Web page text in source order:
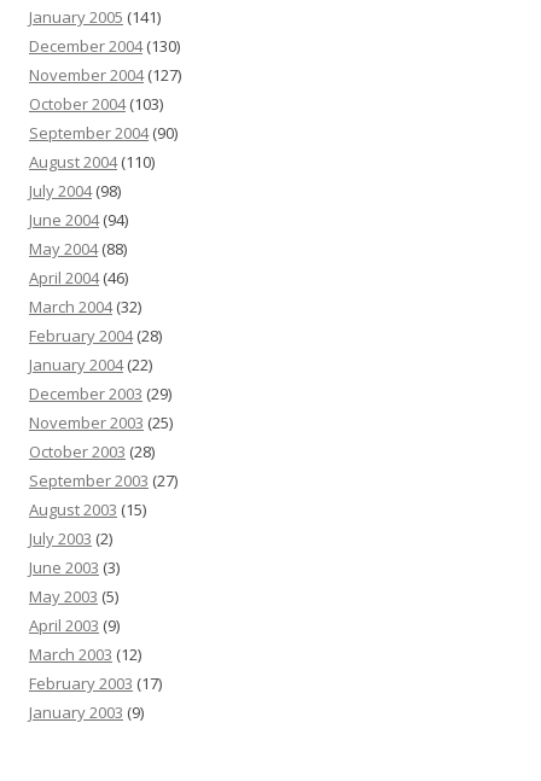
January 2005 (141)
December 2004(130)
November 2004(127)
October 2004(103)
September 2004(90)
August 2004(110)
July 2004(98)
June 2004(94)
May 2004(88)
April 2004(46)
March 2004(32)
February 2004(28)
January 2004(22)
December 2003 (29)
November 2003 (25)
October 2003 (28)
September 2003 (27)
August 2003 (15)
July 2003 (2)
June 2003 (3)
May 2003 (5)
April 2003 (9)
March 2003 (12)
February 2003 (17)
January 2003 (9)